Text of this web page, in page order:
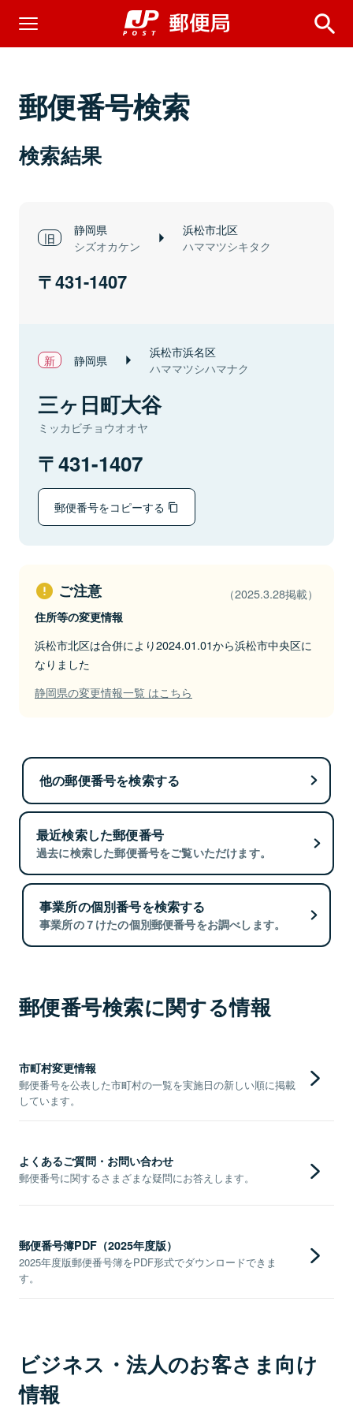
郵便番号検索
検索結果
静岡県
シズオカケン
浜松市北区
ハママツシキタク
431-1407
静岡県 浜松市浜名区
ハママツシハマナク
三ヶ日町大谷
ミッカビチョウオオヤ
431-1407
郵便番号をコピーする
ご注意 （2025.3.28掲載）
住所等の変更情報
浜松市北区は合併により2024.01.01から浜松市中央区に
なりました
静岡県の変更情報一覧 はこちら
他の郵便番号を検索する
最近検索した郵便番号
過去に検索した郵便番号をご覧いただけます。
事業所の個別番号を検索する
事業所の７けたの個別郵便番号をお調べします。
郵便番号検索に関する情報
市町村変更情報
郵便番号を公表した市町村の一覧を実施日の新しい順に掲載
しています。
よくあるご質問・お問い合わせ
郵便番号に関するさまざまな疑問にお答えします。
郵便番号簿PDF（2025年度版）
2025年度版郵便番号簿をPDF形式でダウンロードできま
す。
ビジネス・法人のお客さま向け
情報